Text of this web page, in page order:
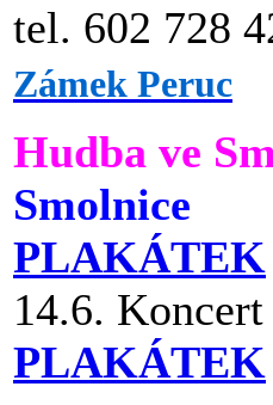
tel. 602 728
Zámek Peruc
Hudba ve
Smolnice
PLAKÁTEK
14.6.
PLAKÁTEK